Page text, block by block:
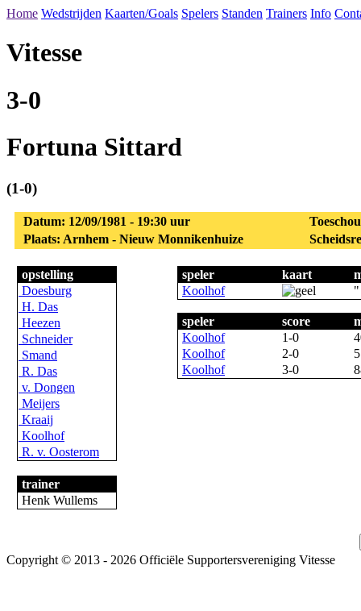
Home Wedstrijden Kaarten/Goals Spelers Standen Trainers Info
Vitesse
3-0
Fortuna Sittard
(1-0)
Datum: 12/09/1981 - 19:30 uur
Plaats: Arnhem - Nieuw Monnikenhuize
opstelling
Doesburg
H. Das
Heezen
Schneider
Smand
R. Das
v. Dongen
Meijers
Kraaij
Koolhof
R. v. Oosterom
trainer
Henk Wullems
speler kaart
Koolhof
"
speler score
Koolhof
1-0
Koolhof
2-0
Koolhof
3-0
Copyright © 2013 - 2026 Officiële Supportersvereniging Vitesse